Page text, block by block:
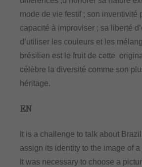
mode de vie festif ; son inventivité
capacité à improviser ; sa liberté
d’utiliser les couleurs et les
brésilien est le fruit de cette
célèbre la diversité comme son
héritage.
EN
It is a challenge to talk about
assign its identity to the image of
It was necessary to choose a